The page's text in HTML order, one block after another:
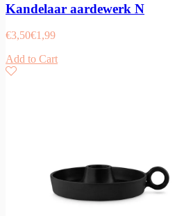
Kandelaar aardewerk N
€3,50€1,99
Add to Cart